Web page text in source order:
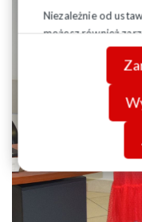
Niezależnie od
możesz również
swojej
danych znajdziesz w